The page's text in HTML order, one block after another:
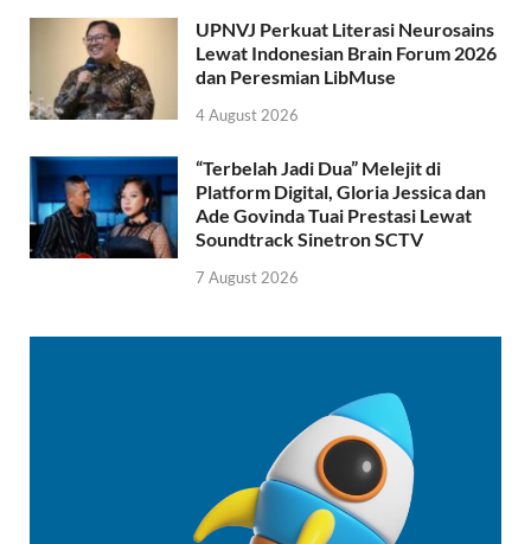
UPNVJ Perkuat Literasi Neurosains
Lewat Indonesian Brain Forum 2026
dan Peresmian LibMuse
4 August 2026
“Terbelah Jadi Dua” Melejit di
Platform Digital, Gloria Jessica dan
Ade Govinda Tuai Prestasi Lewat
Soundtrack Sinetron SCTV
7 August 2026